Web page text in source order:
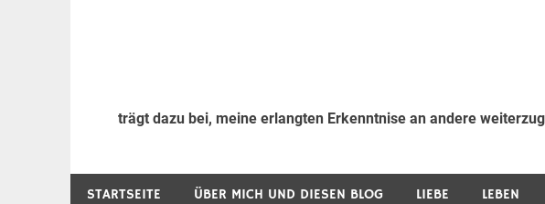
trägt dazu bei, meine erlangten Erkenntnise an andere
STARTSEITE ÜBER MICH UND DIESEN BLOG LIEBE LEBEN